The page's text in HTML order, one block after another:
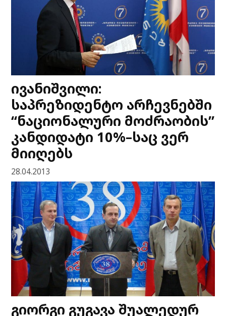
ივანიშვილი:
საპრეზიდენტო არჩევნებში
“ნაციონალური მოძრაობის”
კანდიდატი 10%–საც ვერ
მიიღებს
28.04.2013
გიორგი გუგავა შუალედურ